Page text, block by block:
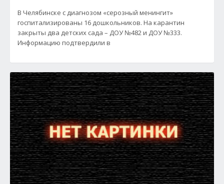
В Челябинске с диагнозом «серозный менингит»
госпитализированы 16 дошкольников. На карантин
закрыты два детских сада – ДОУ №482 и ДОУ №333.
Информацию подтвердили в